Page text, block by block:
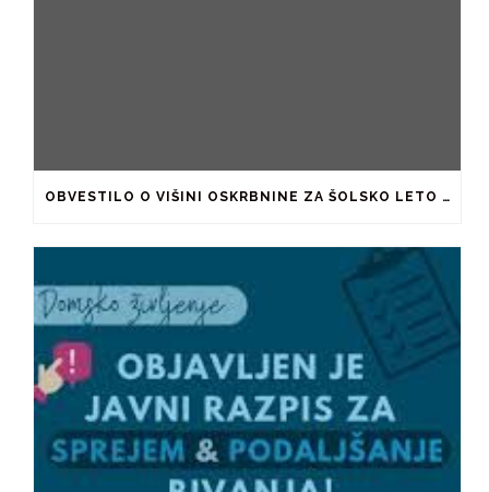
OBVESTILO O VIŠINI OSKRBNINE ZA ŠOLSKO LETO 2026/2027